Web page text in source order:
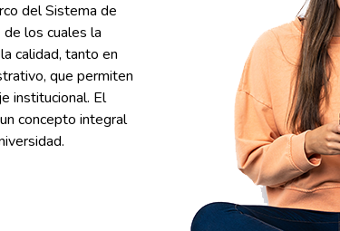
del Sistema de
los cuales la
calidad, tanto en
que permiten
institucional. El
concepto integral